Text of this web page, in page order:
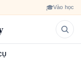
🎓Vào học